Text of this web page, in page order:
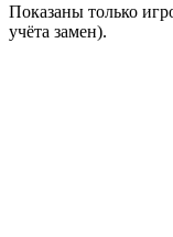
Показаны только
учёта замен).